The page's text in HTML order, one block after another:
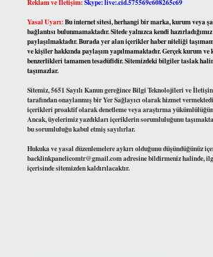
Reklam ve İletişim:Skype: live:.cid.575569c608265c69
Yasal Uyarı:Bu internet sitesi, herhangi bir marka, kurum veya
bağlantısı bulunmamaktadır. Sitede yalnızca kendi
paylaşılmaktadır. Burada yer alan içerikler haber niteliği
ve kişiler hakkında paylaşım yapılmamaktadır. Gerçek kurum
benzerlikleri tamamen tesadüfidir. Sitemizdeki bilgiler taslak
taşımazlar.
Sitemiz, 5651 Sayılı Kanun gereğince Bilgi Teknolojileri ve
tarafından onaylanmış bir Yer Sağlayıcı olarak hizmet
içerikleri proaktif olarak denetleme veya araştırma
Ancak, üyelerimiz yazdıkları içeriklerin sorumluluğunu
bu sorumluluğu kabul etmiş sayılırlar.
Hukuka ve yasal düzenlemelere aykırı olduğunu düşündüğünüz
backlinkpanelicomtr@gmail.comadresine bildirmeniz halinde,
içerisinde sitemizden kaldırılacaktır.